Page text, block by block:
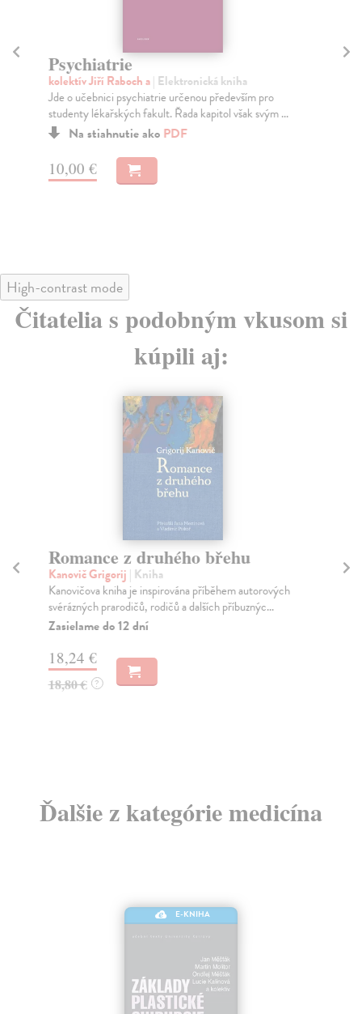
Psychiatrie
kolektív Jiří Raboch a| Elektronická kniha
Jde o učebnici psychiatrie určenou především pro
studenty lékařských fakult. Řada kapitol však svým ...
Na stiahnutie ako PDF
10,00 €
High-contrast mode
Čitatelia s podobným vkusom si
kúpili aj:
Romance z druhého břehu
Kanovič Grigorij | Kniha
Kanovičova kniha je inspirována příběhem autorových
svérázných prarodičů, rodičů a dalších příbuznýc...
Zasielame do 12 dní
18,24 €
18,80 € ?
Ďalšie z kategórie medicína
E-KNIHA